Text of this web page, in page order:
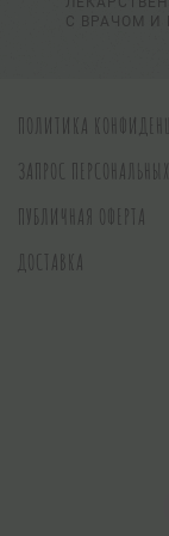
С ВРАЧОМ И
ПОЛИТИКА
ЗАПРОС
ПУБЛИЧНАЯ ОФЕРТА
ДОСТАВКА